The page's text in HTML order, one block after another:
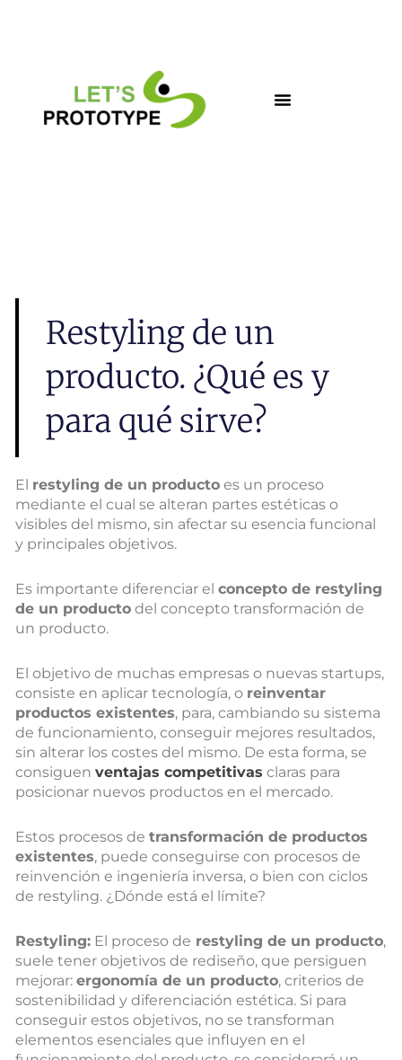
Restyling de un
producto. ¿Qué es y
para qué sirve?
El restyling de un producto es un proceso
mediante el cual se alteran partes estéticas o
visibles del mismo, sin afectar su esencia funcional
y principales objetivos.
Es importante diferenciar elconcepto de restyling
de un producto del concepto transformación de
un producto.
El objetivo de muchas empresas o nuevas startups,
consiste en aplicar tecnología, o reinventar
productos existentes, para, cambiando su sistema
de funcionamiento, conseguir mejores resultados,
sin alterar los costes del mismo. De esta forma, se
consiguenventajas competitivas claras para
posicionar nuevos productos en el mercado.
Estos procesos detransformación de productos
existentes, puede conseguirse con procesos de
reinvención e ingeniería inversa, o bien con ciclos
de restyling. ¿Dónde está el límite?
Restyling: El proceso de restyling de un producto,
suele tener objetivos de rediseño, que persiguen
mejorar:ergonomía de un producto, criterios de
sostenibilidad y diferenciación estética. Si para
conseguir estos objetivos, no se transforman
elementos esenciales que influyen en el